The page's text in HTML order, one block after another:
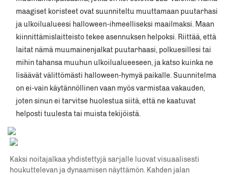
maagiset koristeet ovat suunniteltu muuttamaan puutarhasi
ja ulkoilualueesi halloween-ihmeelliseksi maailmaksi. Maan
kiinnittämislaitteisto tekee asennuksen helpoksi. Riittää, että
laitat nämä muumainenjalkat puutarhaasi, polkuesillesi tai
mihin tahansa muuhun ulkoilualueeseen, ja katso kuinka ne
lisäävät välittömästi halloween-hymyä paikalle. Suunnitelma
on ei-vain käytännöllinen vaan myös varmistaa vakauden,
joten sinun ei tarvitse huolestua siitä, että ne kaatuvat
helposti tuulesta tai muista tekijöistä.
Kaksi noitajalkaa yhdistettyjä sarjalle luovat visuaalisesti
houkuttelevan ja dynaamisen näyttämön. Kahden jalan